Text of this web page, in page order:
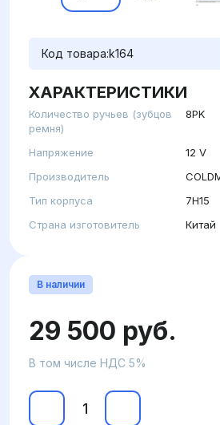
Код товара:k164
ХАРАКТЕРИСТИКИ
Количество ручьев (зубцов
ремня)
8PK
Напряжение
12 V
Производитель
Тип корпуса
7H15
Страна изготовитель
Китай
В наличии
29 500 руб.
В том числе НДС 5%